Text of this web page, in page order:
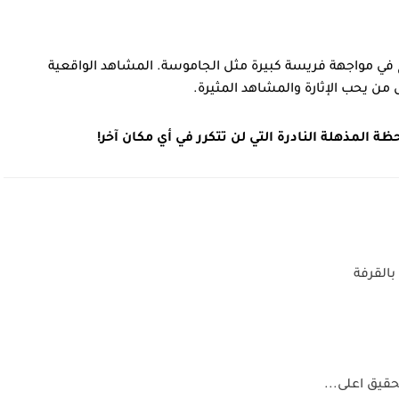
في مواجهة فريسة كبيرة مثل الجاموسة. المشاهد الواقعية
يحب الإثارة والمشاهد المثيرة.
المذهلة النادرة التي لن تتكرر في أي مكان آخر!
اعلى...